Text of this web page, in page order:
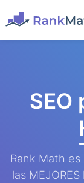
SEO
Rank Math
las